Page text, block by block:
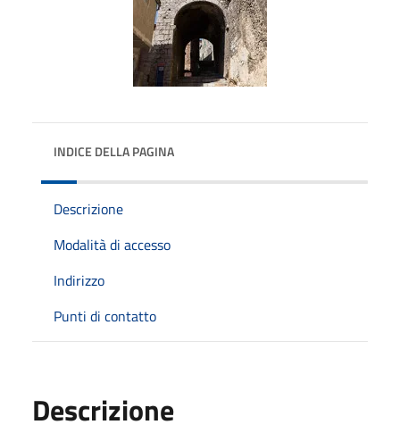
INDICE DELLA PAGINA
Descrizione
Modalità di accesso
Indirizzo
Punti di contatto
Descrizione